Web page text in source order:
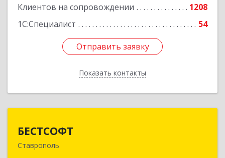
Клиентов на сопровождении
1208
1С:Специалист
54
Отправить заявку
Показать контакты
Отправить заявку
Назад
БЕСТСОФТ
Ставрополь
355011, Ставропольский край, Ставрополь г,